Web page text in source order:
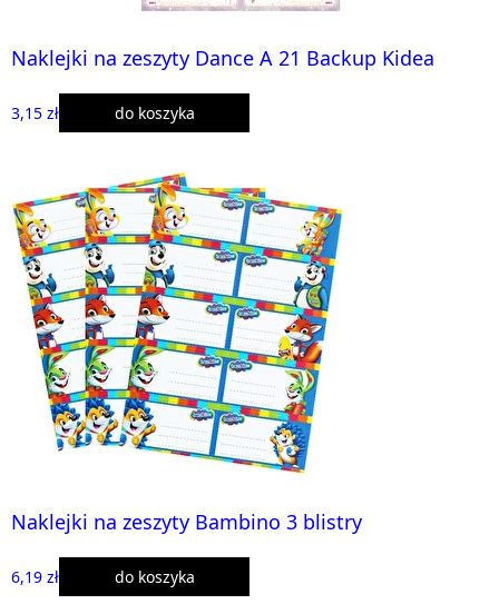
Naklejki na zeszyty Dance A 21 Backup Kidea
3,15 zł do koszyka
Naklejki na zeszyty Bambino 3 blistry
6,19 zł do koszyka